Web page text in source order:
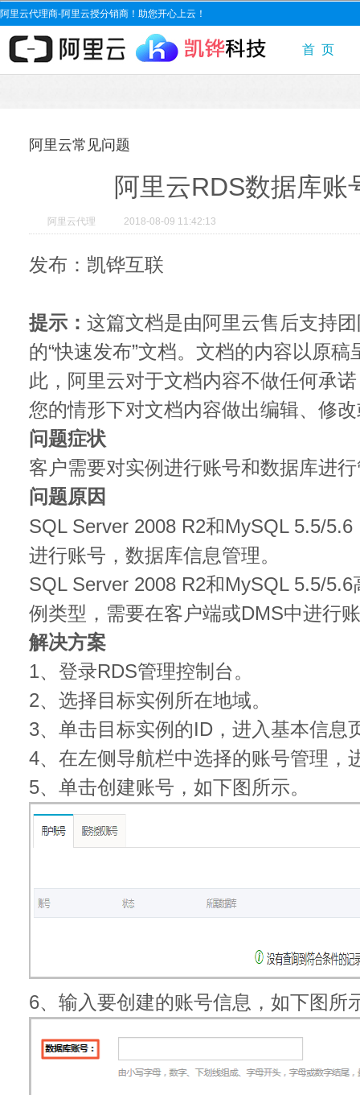
阿里云代理商-阿里云授分销商！助您开心上云！
首 页
阿里云常见问题
阿里云RDS数据库账
阿里云代理 2018-08-09 11:42:13
发布：凯铧互联
提示： 这篇文档是由阿里云售后支持
的“快速发布”文档。文档的内容以原
此，阿里云对于文档内容不做任何承
您的情形下对文档内容做出编辑、修
问题症状
客户需要对实例进行账号和数据库进
问题原因
SQL Server 2008 R2和MySQL 5.5/
进行账号，数据库信息管理。
SQL Server 2008 R2和MySQL 5.5/
例类型，需要在客户端或DMS中进行
解决方案
1、登录RDS管理控制台。
2、选择目标实例所在地域。
3、单击目标实例的ID，进入基本信息
4、在左侧导航栏中选择的账号管理，
5、单击创建账号，如下图所示。
6、输入要创建的账号信息，如下图所